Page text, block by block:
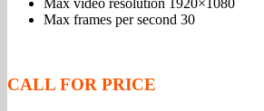
Max frames per second 30
CALL FOR PRICE